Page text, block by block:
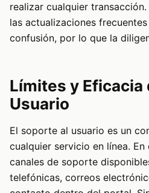
realizar cualquier
las actualizaciones
confusión, por lo que la
Límites y Eficacia
Usuario
El soporte al usuario es un
cualquier servicio en línea. En
canales de soporte
telefónicas, correos